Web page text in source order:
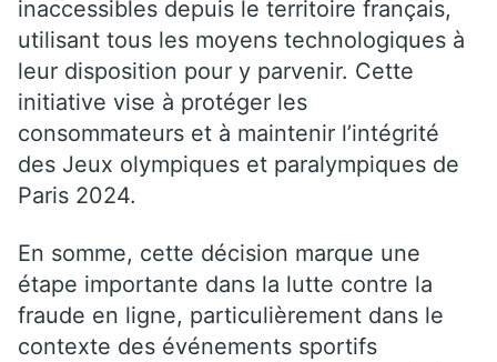
inaccessibles depuis le territoire français,
utilisant tous les moyens technologiques à
leur disposition pour y parvenir. Cette
initiative vise à protéger les
consommateurs et à maintenir l’intégrité
des Jeux olympiques et paralympiques de
Paris 2024.
En somme, cette décision marque une
étape importante dans la lutte contre la
fraude en ligne, particulièrement dans le
contexte des événements sportifs